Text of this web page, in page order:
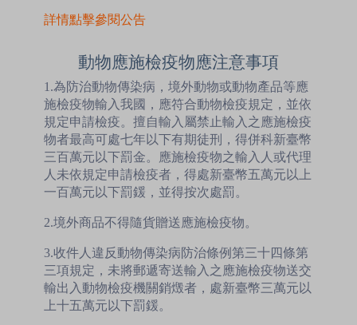
詳情點擊參閱公告
動物應施檢疫物應注意事項
1.為防治動物傳染病，境外動物或動物產品等應
施檢疫物輸入我國，應符合動物檢疫規定，並依
規定申請檢疫。擅自輸入屬禁止輸入之應施檢疫
物者最高可處七年以下有期徒刑，得併科新臺幣
三百萬元以下罰金。應施檢疫物之輸入人或代理
人未依規定申請檢疫者，得處新臺幣五萬元以上
一百萬元以下罰鍰，並得按次處罰。
2.境外商品不得隨貨贈送應施檢疫物。
3.收件人違反動物傳染病防治條例第三十四條第
三項規定，未將郵遞寄送輸入之應施檢疫物送交
輸出入動物檢疫機關銷燬者，處新臺幣三萬元以
上十五萬元以下罰鍰。